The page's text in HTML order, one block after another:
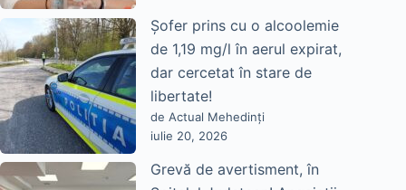
Șofer prins cu o alcoolemie
de 1,19 mg/l în aerul expirat,
dar cercetat în stare de
libertate!
de Actual Mehedinți
iulie 20, 2026
Grevă de avertisment, în